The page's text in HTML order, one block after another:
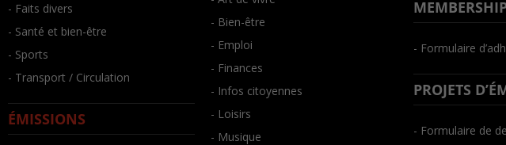
- Faits divers
- Santé et bien-être
- Sports
- Transport / Circulation
ÉMISSIONS
- Bien-être
- Emploi
- Finances
- Infos citoyennes
- Loisirs
- Musique
- Formulaire
PROJETS
- Formulaire de